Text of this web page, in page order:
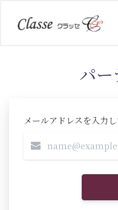
パ
メールアドレスを入力し